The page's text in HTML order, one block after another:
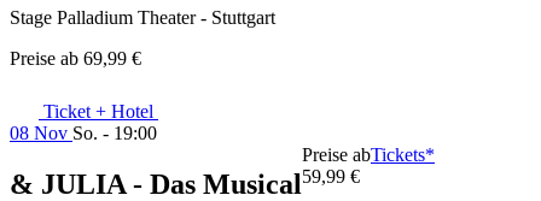
Stage Palladium Theater - Stuttgart
Preise ab 69,99 €
Ticket + Hotel
08 Nov So. - 19:00
& JULIA - Das Musical
Preise ab
59,99 €
Tickets*